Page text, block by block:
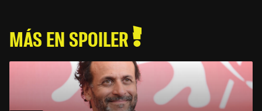
MÁS EN SPOILER